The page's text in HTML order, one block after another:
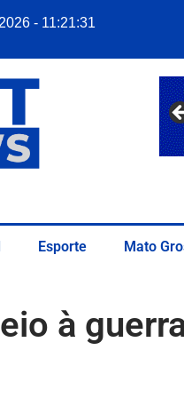
- 11:21:33
Esporte Mato
à